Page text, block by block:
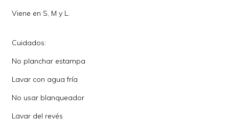
Viene en S, M y L.
Cuidados:
No planchar estampa
Lavar con agua fría
No usar blanqueador
Lavar del revés